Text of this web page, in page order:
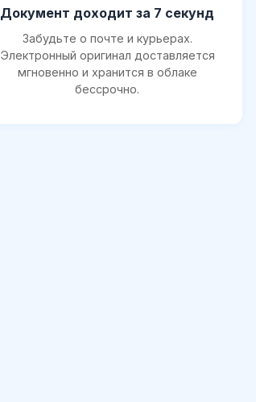
Документ доходит за 7 секунд
Забудьте о почте и курьерах.
Электронный оригинал доставляется
мгновенно и хранится в облаке
бессрочно.